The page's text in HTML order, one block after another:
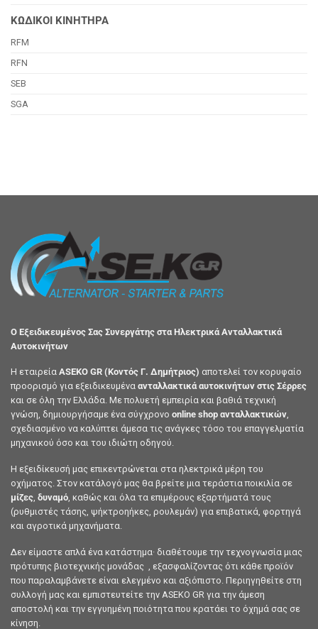
ΚΩΔΙΚΟΙ ΚΙΝΗΤΗΡΑ
RFM
RFN
SEB
SGA
Ο Εξειδικευμένος Σας Συνεργάτης στα Ηλεκτρικά Ανταλλακτικά
Αυτοκινήτων
Η εταιρεία ASEKO GR (Κοντός Γ. Δημήτριος) αποτελεί τον κορυφαίο
προορισμό για εξειδικευμένα ανταλλακτικά αυτοκινήτων στις Σέρρες
και σε όλη την Ελλάδα. Με πολυετή εμπειρία και βαθιά τεχνική
γνώση, δημιουργήσαμε ένα σύγχρονο online shop ανταλλακτικών,
σχεδιασμένο να καλύπτει άμεσα τις ανάγκες τόσο του επαγγελματία
μηχανικού όσο και του ιδιώτη οδηγού.
Η εξειδίκευσή μας επικεντρώνεται στα ηλεκτρικά μέρη του
οχήματος. Στον κατάλογό μας θα βρείτε μια τεράστια ποικιλία σε
μίζες, δυναμό, καθώς και όλα τα επιμέρους εξαρτήματά τους
(ρυθμιστές τάσης, ψήκτροηήκες, ρουλεμάν) για επιβατικά, φορτηγά
και αγροτικά μηχανήματα.
Δεν είμαστε απλά ένα κατάστημα· διαθέτουμε την τεχνογνωσία μιας
πρότυπης βιοτεχνικής μονάδας , εξασφαλίζοντας ότι κάθε προϊόν
που παραλαμβάνετε είναι ελεγμένο και αξιόπιστο. Περιηγηθείτε στη
συλλογή μας και εμπιστευτείτε την ASEKO GR για την άμεση
αποστολή και την εγγυημένη ποιότητα που κρατάει το όχημά σας σε
κίνηση.